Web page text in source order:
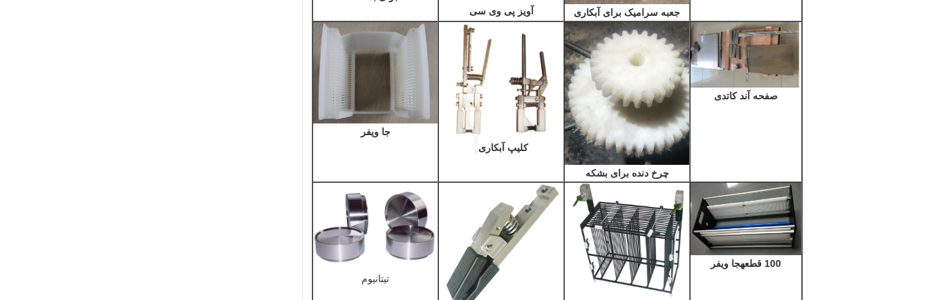
جعبه سرامیک برای آبکاری آویز پی وی سی
صفحه آند کاتدی
چرخ دنده برای بشکه
کلیپ آبکاری
جا ویفر
100 قطعه جا ویفر
تیتانیوم